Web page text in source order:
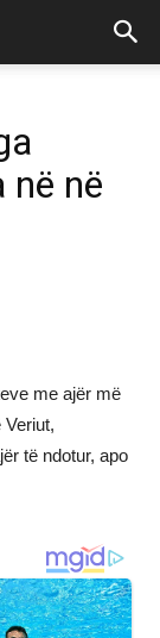
në në
me ajër më
të ndotur, apo